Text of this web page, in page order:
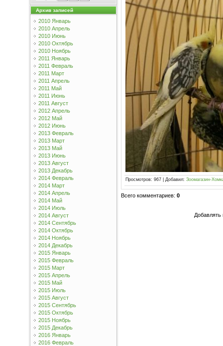
Архив записей
2010 Январь
2010 Апрель
2010 Июнь
2010 Октябрь
2010 Ноябрь
2011 Январь
2011 Февраль
2011 Март
2011 Апрель
2011 Май
2011 Июнь
2011 Август
2012 Апрель
2012 Май
2012 Июнь
2013 Февраль
2013 Март
2013 Май
2013 Июнь
2013 Август
2013 Декабрь
2014 Февраль
2014 Март
2014 Апрель
2014 Май
2014 Июль
2014 Август
2014 Сентябрь
2014 Октябрь
2014 Ноябрь
2014 Декабрь
2015 Январь
2015 Февраль
2015 Март
2015 Апрель
2015 Май
2015 Июль
2015 Август
2015 Сентябрь
2015 Октябрь
2015 Ноябрь
2015 Декабрь
2016 Январь
2016 Февраль
Просмотров: 967| Добавил: Зоомагазин-
Всего комментариев: 0
Добавлять